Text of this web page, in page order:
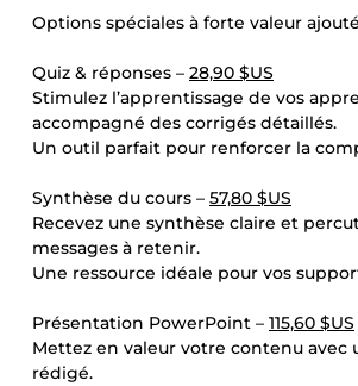
Options spéciales à forte valeur
Quiz & réponses – 28,90 $US
Stimulez l’apprentissage de vos
accompagné des corrigés détaillés.
Un outil parfait pour renforcer la
Synthèse du cours – 57,80 $US
Recevez une synthèse claire et
messages à retenir.
Une ressource idéale pour vos
Présentation PowerPoint – 115,60 $US
Mettez en valeur votre contenu
rédigé.